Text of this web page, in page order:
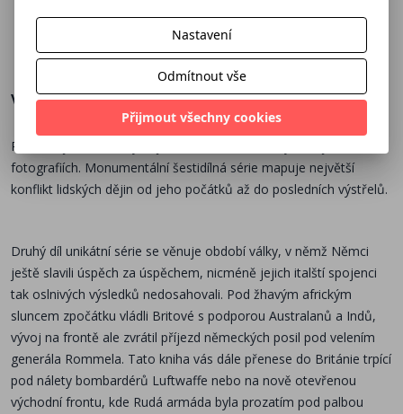
svaz
863 Kč 959 Kč
Více o knize
Rozhodující momenty největšího konfliktu lidských dějin ve
fotografiích. Monumentální šestidílná série mapuje největší
konflikt lidských dějin od jeho počátků až do posledních výstřelů.
Druhý díl unikátní série se věnuje období války, v němž Němci
ještě slavili úspěch za úspěchem, nicméně jejich italští spojenci
tak oslnivých výsledků nedosahovali. Pod žhavým africkým
sluncem zpočátku vládli Britové s podporou Australanů a Indů,
vývoj na frontě ale zvrátil příjezd německých posil pod velením
generála Rommela. Tato kniha vás dále přenese do Británie trpící
pod nálety bombardérů Luftwaffe nebo na nově otevřenou
východní frontu, kde Rudá armáda byla prozatím pod palbou
Nastavení
Odmítnout vše
Přijmout všechny cookies